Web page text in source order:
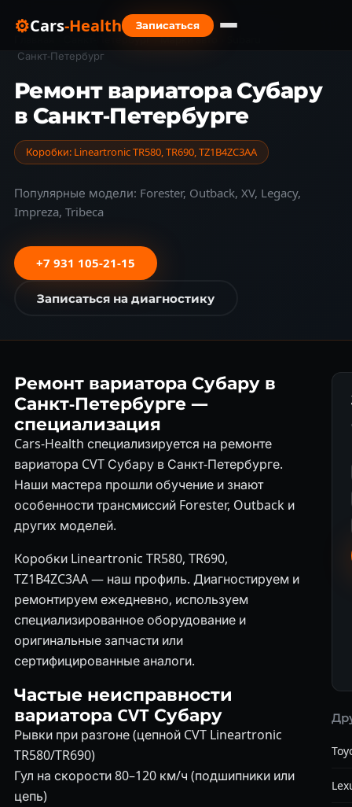
⚙Cars-Health
Записаться
Санкт-Петербург › Марки авто
Санкт-Петербург
Ремонт вариатора Субару
в Санкт-Петербурге
Коробки: Lineartronic TR580, TR690, TZ1B4ZC3AA
Популярные модели: Forester, Outback, XV, Legacy,
Impreza, Tribeca
+7 931 105-21-15
Записаться на диагностику
Ремонт вариатора Субару в
Санкт-Петербурге —
специализация
Cars-Health специализируется на ремонте
вариатора CVT Субару в Санкт-Петербурге.
Наши мастера прошли обучение и знают
особенности трансмиссий Forester, Outback и
других моделей.
Коробки Lineartronic TR580, TR690,
TZ1B4ZC3AA — наш профиль. Диагностируем и
ремонтируем ежедневно, используем
специализированное оборудование и
оригинальные запчасти или
сертифицированные аналоги.
Частые неисправности
вариатора CVT Субару
Рывки при разгоне (цепной CVT Lineartronic
TR580/TR690)
Гул на скорости 80–120 км/ч (подшипники или
цепь)